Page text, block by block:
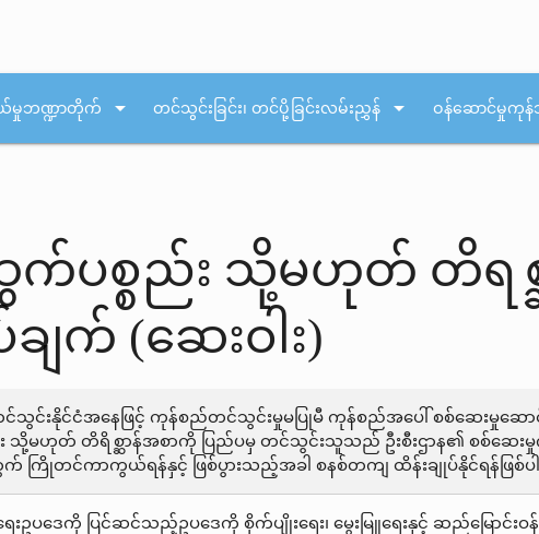
မှုဘဏ္ဍာတိုက် arrow_drop_down တင်သွင်းခြင်း၊ တင်ပို့ခြင်းလမ်းညွှန် arrow_drop_down ဝန်ဆောင်မှုကု
က်ပစ္စည်း သို့မဟုတ် တိရစ္ဆ
က် (ဆေးဝါး)
င်းနိုင်ငံအနေဖြင့် ကုန်စည်တင်သွင်းမှုမပြုမီ ကုန်စည်အပေါ် စစ်ဆေးမှုဆောင်
း သို့မဟုတ် တိရိစ္ဆာန်အစာကို ပြည်ပမှ တင်သွင်းသူသည် ဦးစီးဌာန၏ စစ်ဆေ
အတွက် ကြိုတင်ကာကွယ်ရန်နှင့် ဖြစ်ပွားသည့်အခါ စနစ်တကျ ထိန်းချုပ်နိုင်ရန်ဖြစ်
ေးဥပဒေကို ပြင်ဆင်သည့်ဥပဒေကို စိုက်ပျိုးရေး၊ မွေးမြူရေးနှင့် ဆည်မြောင်း